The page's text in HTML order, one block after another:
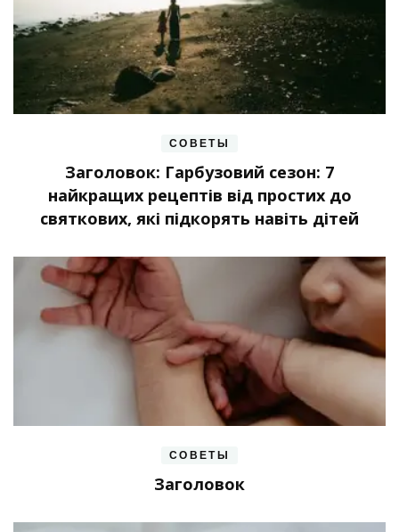
СОВЕТЫ
Заголовок: Гарбузовий сезон: 7
найкращих рецептів від простих до
святкових, які підкорять навіть дітей
СОВЕТЫ
Заголовок